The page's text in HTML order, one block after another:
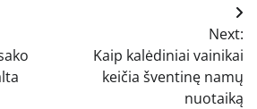
Next:
Kaip kalėdiniai vainikai
keičia šventinę namų
nuotaiką